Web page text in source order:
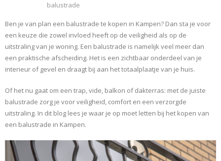
balustrade
Ben je van plan een balustrade te kopen in Kampen? Dan sta je voor
een keuze die zowel invloed heeft op de veiligheid als op de
uitstraling van je woning. Een balustrade is namelijk veel meer dan
een praktische afscheiding. Het is een zichtbaar onderdeel van je
interieur of gevel en draagt bij aan het totaalplaatje van je huis.
Of het nu gaat om een trap, vide, balkon of dakterras: met de juiste
balustrade zorg je voor veiligheid, comfort en een verzorgde
uitstraling. In dit blog lees je waar je op moet letten bij het kopen van
een balustrade in Kampen.